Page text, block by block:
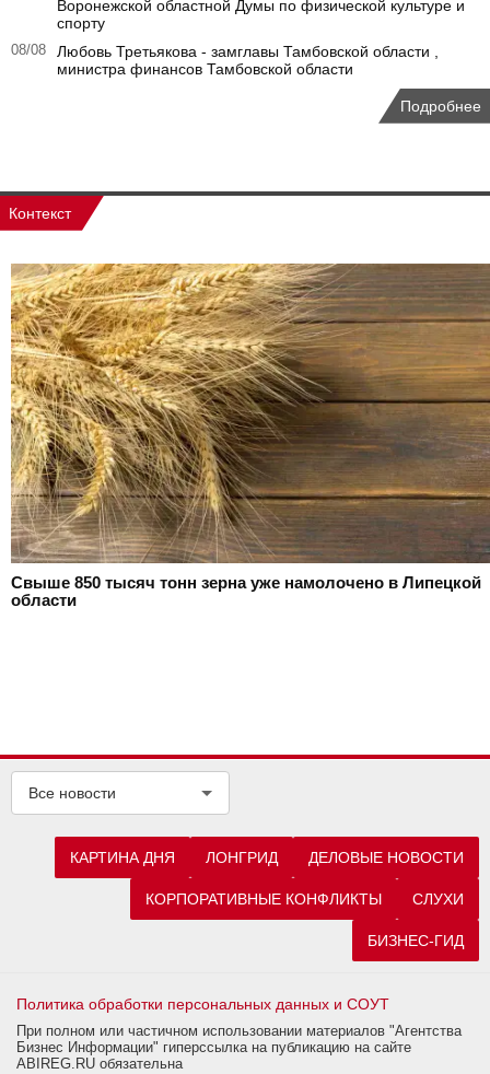
Воронежской областной Думы по физической культуре и
спорту
08/08
Любовь Третьякова - замглавы Тамбовской области ,
министра финансов Тамбовской области
Подробнее
Контекст
Свыше 850 тысяч тонн зерна уже намолочено в Липецкой
области
Все новости
КАРТИНА ДНЯ ЛОНГРИД ДЕЛОВЫЕ НОВОСТИ
КОРПОРАТИВНЫЕ КОНФЛИКТЫ СЛУХИ
БИЗНЕС-ГИД
Политика обработки персональных данных и СОУТ
При полном или частичном использовании материалов "Агентства
Бизнес Информации" гиперссылка на публикацию на сайте
ABIREG.RU обязательна